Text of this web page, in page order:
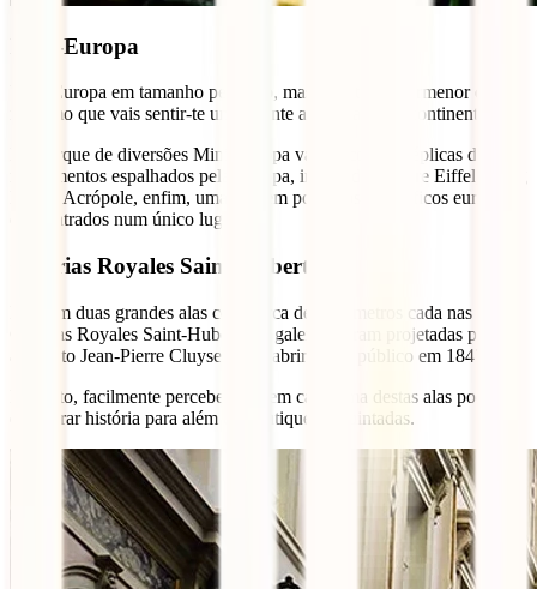
Mini-Europa
Uma Europa em tamanho pequeno, mas com tanto pormenor e
realismo que vais sentir-te um gigante a passear pelo continente.
No parque de diversões Mini-Europa vais encontrar réplicas de
monumentos espalhados pela Europa, incluindo a Torre Eiffel, o Big
Ben, a Acrópole, enfim, uma viagem por sítios magníficos europeus
concentrados num único lugar.
Galerias Royales Saint-Hubert
Existem duas grandes alas com cerca de cem metros cada nas
Galerias Royales Saint-Hubert. As galerias foram projetadas pelo
arquiteto Jean-Pierre Cluysenaer e abriram ao público em 1847.
Portanto, facilmente percebes que em cada uma destas alas poderás
encontrar história para além de boutiques requintadas.